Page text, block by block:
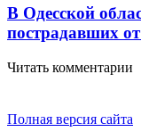
В Одесской
пострадавших
Читать комментарии
Полная версия сайта